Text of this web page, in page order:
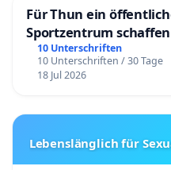
Für Thun ein
Sportzentrum schaffen
10 Unterschriften
10 Unterschriften / 30 Tage
18 Jul 2026
Lebenslänglich für